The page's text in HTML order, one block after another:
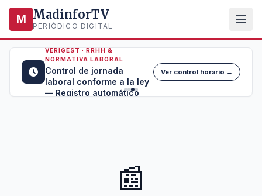
M MadinforTV
PERIÓDICO DIGITAL
VERIGEST · RRHH &
NORMATIVA LABORAL
Control de jornada
laboral conforme a la ley
— Registro automático
Ver control horario →
📰